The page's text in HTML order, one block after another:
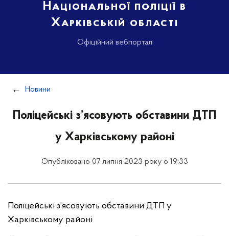
Національної поліції в
Харківській області
Офіційний вебпортал
Новини
Поліцейські з’ясовують обставини ДТП
у Харківському районі
Опубліковано 07 липня 2023 року о 19:33
Поліцейські з’ясовують обставини ДТП у
Харківському районі